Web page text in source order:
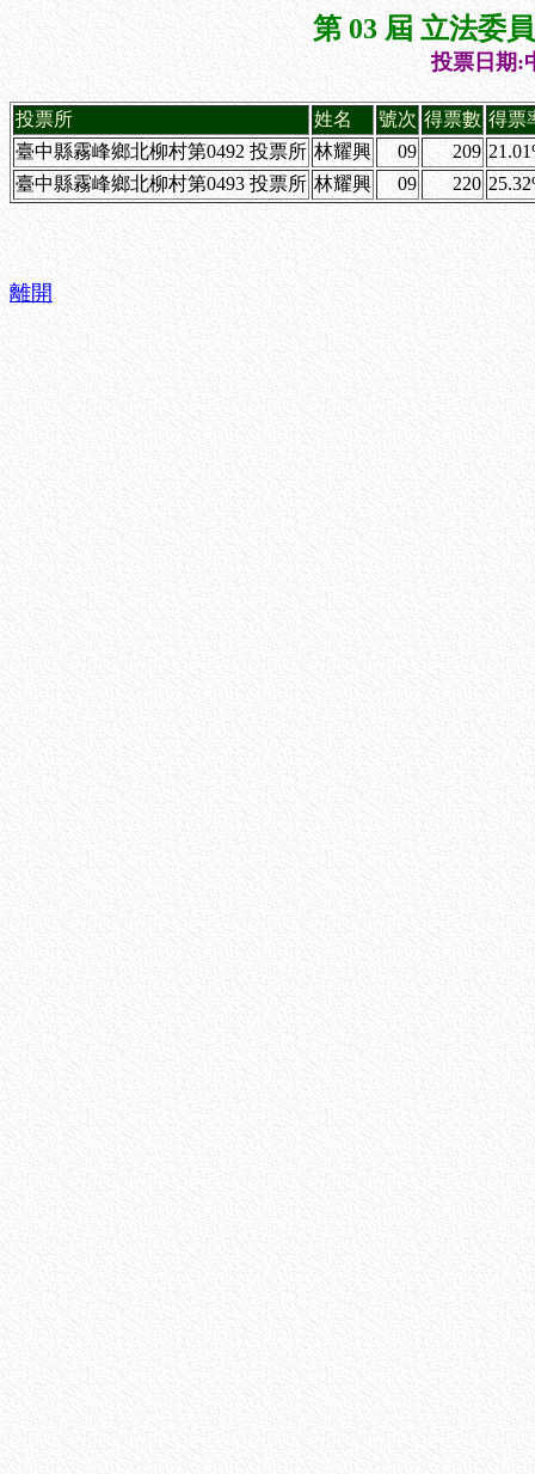
第 03 屆 立法委
投票日期:
投票所 姓名 號次 得票數 得票
臺中縣霧峰鄉北柳村第0492 投票所 林耀興 09 209
臺中縣霧峰鄉北柳村第0493 投票所 林耀興 09 220
離開